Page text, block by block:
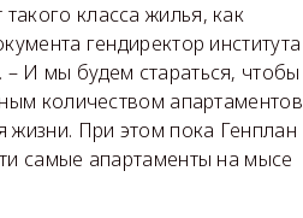
класса жилья, как
гендиректор института
И мы будем стараться, чтобы
количеством апартаментов
жизни. При этом пока Генплан
самые апартаменты на мысе